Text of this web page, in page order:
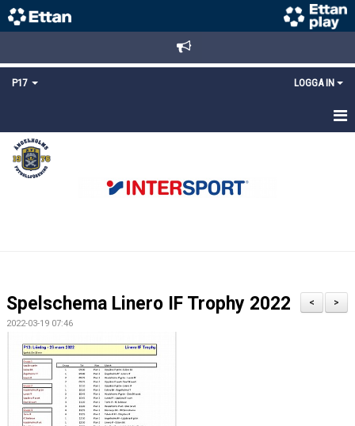
P17 LOGGA IN
HEM
NYHETER
DOKUMENT
KONTAKT
>
<
Spelschema Linero IF Trophy 2022
2022-03-19 07:46